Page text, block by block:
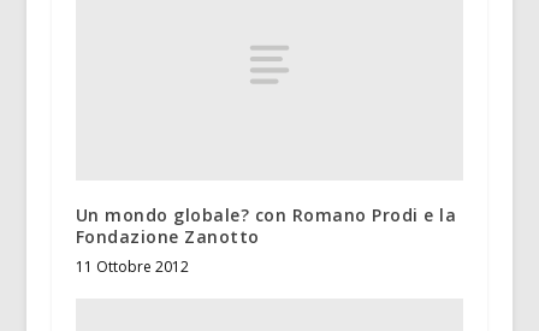
Un mondo globale? con Romano Prodi e la
Fondazione Zanotto
11 Ottobre 2012